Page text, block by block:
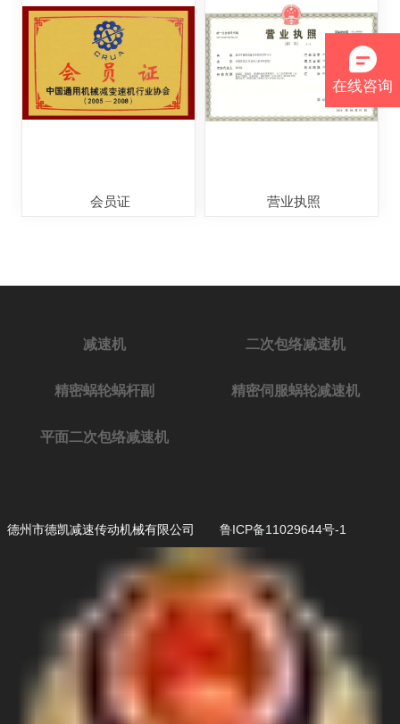
会员证 营业执照
减速机 二次包络减速机
精密蜗轮蜗杆副 精密伺服蜗轮减速机
平面二次包络减速机
德州市德凯减速传动机械有限公司 鲁ICP备11029644号-1
在线咨询